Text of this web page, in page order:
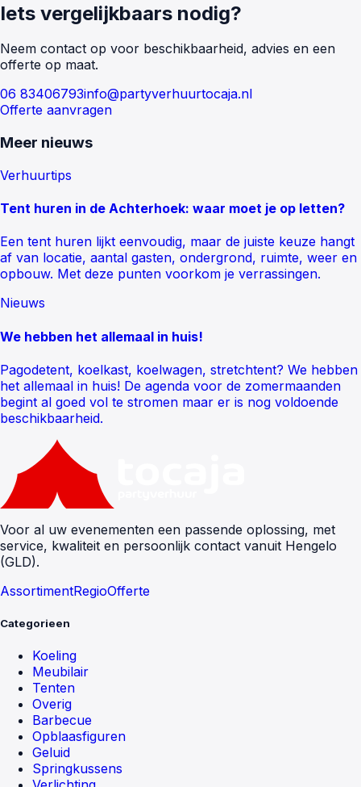
Iets vergelijkbaars nodig?
Neem contact op voor beschikbaarheid, advies en een
offerte op maat.
06 83406793info@partyverhuurtocaja.nl
Offerte aanvragen
Meer nieuws
Verhuurtips
Tent huren in de Achterhoek: waar moet je op letten?
Een tent huren lijkt eenvoudig, maar de juiste keuze hangt
af van locatie, aantal gasten, ondergrond, ruimte, weer en
opbouw. Met deze punten voorkom je verrassingen.
Nieuws
We hebben het allemaal in huis!
Pagodetent, koelkast, koelwagen, stretchtent? We hebben
het allemaal in huis! De agenda voor de zomermaanden
begint al goed vol te stromen maar er is nog voldoende
beschikbaarheid.
Voor al uw evenementen een passende oplossing, met
service, kwaliteit en persoonlijk contact vanuit Hengelo
(GLD).
AssortimentRegioOfferte
Categorieen
Koeling
Meubilair
Tenten
Overig
Barbecue
Opblaasfiguren
Geluid
Springkussens